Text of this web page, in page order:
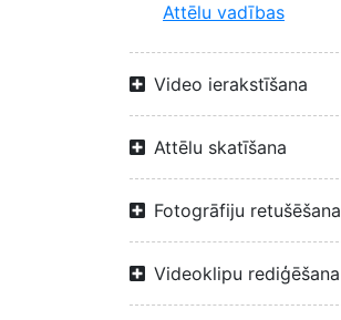
Attēlu vadības
Video ierakstīšana
Attēlu skatīšana
Fotogrāfiju retušēšana
Videoklipu rediģēšana